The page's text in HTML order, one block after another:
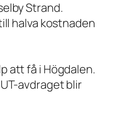
Strand.
halva kostnaden
att få i Högdalen.
avdraget blir